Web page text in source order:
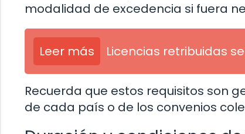
modalidad de excedencia si fuera
Leer más Licencias retribuidas
Recuerda que estos requisitos son
de cada país o de los convenios